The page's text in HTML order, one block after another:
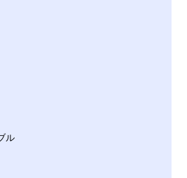
ル